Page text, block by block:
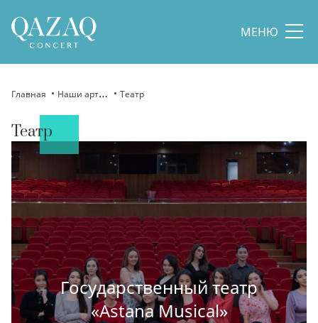
МЕНЮ
Главная Наши артисты Театр
Театр
Государственный театр
«Astana Musical»